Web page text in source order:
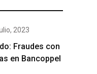
2023
Fraudes con
en Bancoppel